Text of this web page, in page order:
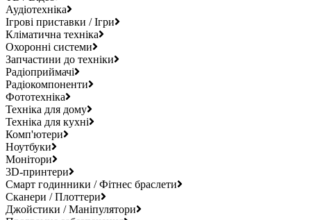
Аудіотехніка
Ігрові приставки / Ігри
Кліматична техніка
Охоронні системи
Запчастини до техніки
Радіоприймачі
Радіокомпоненти
Фототехніка
Техніка для дому
Техніка для кухні
Комп'ютери
Ноутбуки
Монітори
3D-принтери
Смарт годинники / Фітнес браслети
Сканери / Плоттери
Джойстики / Маніпулятори